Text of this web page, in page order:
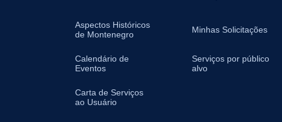
Aspectos Históricos
de Montenegro
Calendário de
Eventos
Carta de Serviços
ao Usuário
Minhas Solicitações
Serviços por público
alvo